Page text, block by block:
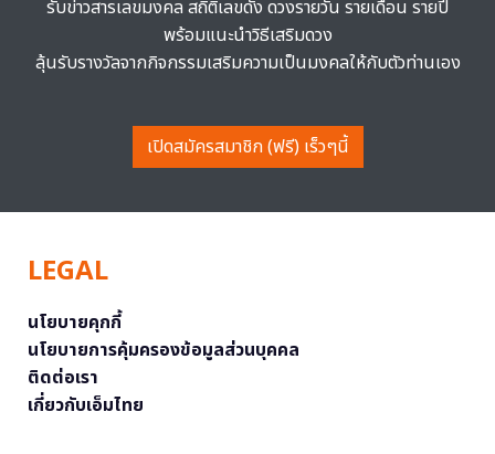
รับข่าวสารเลขมงคล สถิติเลขดัง ดวงรายวัน รายเดือน รายปี
พร้อมแนะนำวิธีเสริมดวง
ลุ้นรับรางวัลจากกิจกรรมเสริมความเป็นมงคลให้กับตัวท่านเอง
เปิดสมัครสมาชิก (ฟรี) เร็วๆนี้
LEGAL
นโยบายคุกกี้
นโยบายการคุ้มครองข้อมูลส่วนบุคคล
ติดต่อเรา
เกี่ยวกับเอ็มไทย